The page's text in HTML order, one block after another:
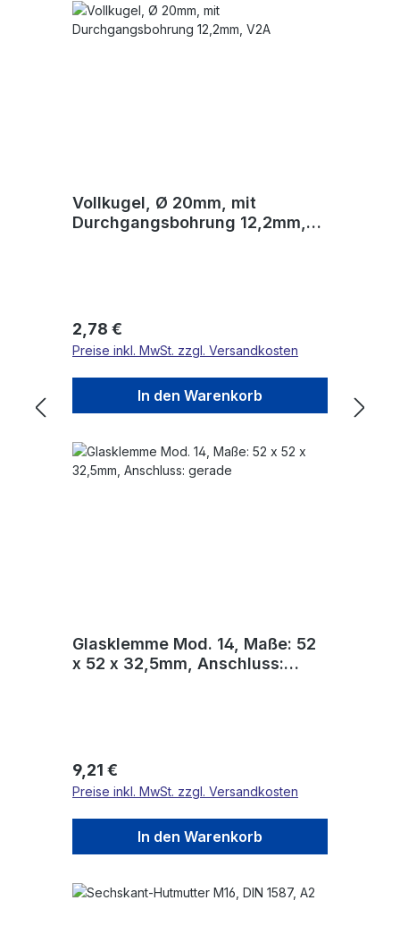
Vollkugel, Ø 20mm, mit
Durchgangsbohrung 12,2mm,
Regulärer Preis:
2,78 €
Preise inkl. MwSt. zzgl. Versandkosten
In den Warenkorb
Glasklemme Mod. 14, Maße: 52
x 52 x 32,5mm, Anschluss:
Regulärer Preis:
9,21 €
Preise inkl. MwSt. zzgl. Versandkosten
In den Warenkorb